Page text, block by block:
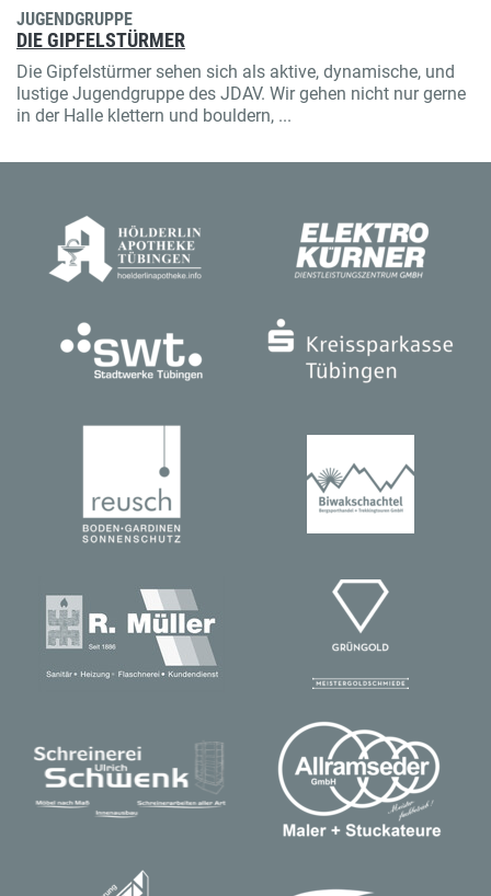
JUGENDGRUPPE
DIE GIPFELSTÜRMER
Die Gipfelstürmer sehen sich als aktive, dynamische, und
lustige Jugendgruppe des JDAV. Wir gehen nicht nur gerne
in der Halle klettern und bouldern, ...